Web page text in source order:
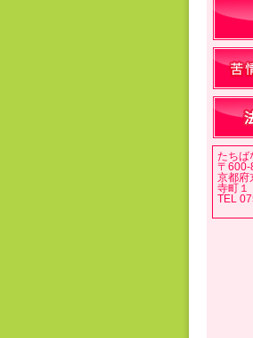
たちば
〒600-
京都府
寺町１
TEL